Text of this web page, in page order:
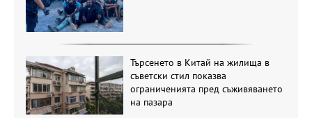
Търсенето в Китай на жилища в
съветски стил показва
ограниченията пред съживяването
на пазара